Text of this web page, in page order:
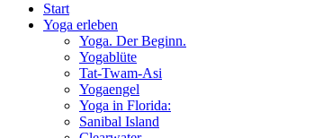
Start
Yoga erleben
Yoga. Der Beginn.
Yogablüte
Tat-Twam-Asi
Yogaengel
Yoga in Florida:
Sanibal Island